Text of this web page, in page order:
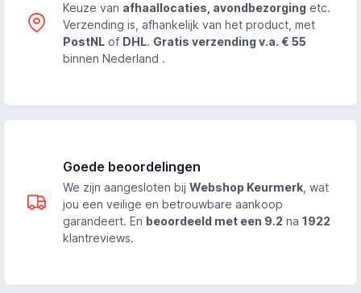
Keuze van afhaallocaties, avondbezorging etc.
Verzending is, afhankelijk van het product, met
PostNL of DHL. Gratis verzending v.a. € 55
binnen Nederland .
Goede beoordelingen
We zijn aangesloten bij Webshop Keurmerk , wat
jou een veilige en betrouwbare aankoop
garandeert. En beoordeeld met een 9.2 na 1922
klantreviews.